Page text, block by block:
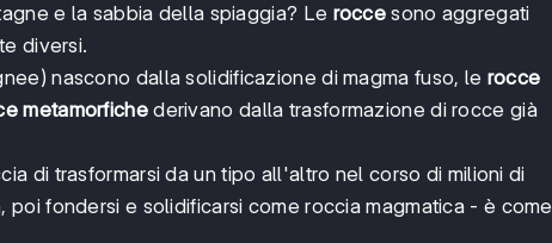
e la sabbia della spiaggia? Le rocce sono aggregati
diversi.
nascono dalla solidificazione di magma fuso, le rocce
metamorfichederivano dalla trasformazione di rocce già
di trasformarsi da un tipo all'altro nel corso di milioni di
fondersi e solidificarsi come roccia magmatica - è come